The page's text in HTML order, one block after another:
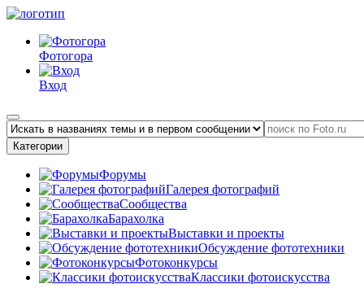
Фотогора
Вход
Категории
Форумы
Галерея фотографий
Сообщества
Барахолка
Выставки и проекты
Обсуждение фототехники
Фотоконкурсы
Классики фотоискусства